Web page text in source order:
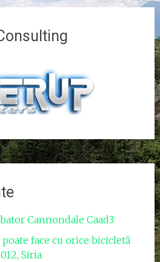
Cannondale Caad3
face cu orice bicicletă
Siria